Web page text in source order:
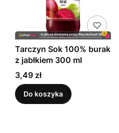
Tarczyn Sok 100% burak
z jabłkiem 300 ml
Cena
3,49 zł
Do koszyka